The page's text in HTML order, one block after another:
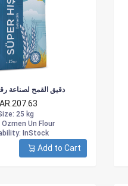
دقيق القمح لصناعة
: 25 kg
Ozmen Un Flour
: InStock
Add to Cart